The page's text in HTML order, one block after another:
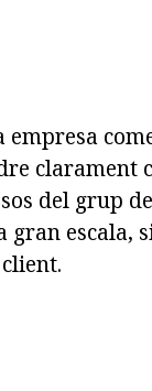
empresa
clarament
del grup
gran escala,